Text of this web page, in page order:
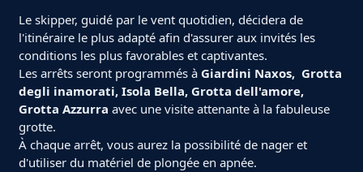
Le skipper, guidé par le vent quotidien, décidera de
l'itinéraire le plus adapté afin d'assurer aux invités les
conditions les plus favorables et captivantes.
Les arrêts seront programmés à Giardini Naxos, Grotta
degli inamorati, Isola Bella, Grotta dell'amore,
Grotta Azzurra avec une visite attenante à la fabuleuse
grotte.
À chaque arrêt, vous aurez la possibilité de nager et
d'utiliser du matériel de plongée en apnée.